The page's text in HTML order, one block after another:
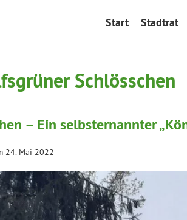
Start Stadtrat
Schlösschen
– Ein selbsternannter
24. Mai 2022